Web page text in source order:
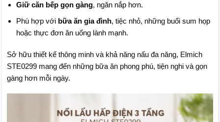
Giữ căn bếp gọn gàng, ngăn nắp hơn.
Phù hợp với bữa ăn gia đình, tiệc nhỏ, những buổi sum họp
hoặc thực đơn ăn uống lành mạnh.
Sở hữu thiết kế thông minh và khả năng nấu đa năng, Elmich
STE0299 mang đến những bữa ăn phong phú, tiện nghi và gọn
gàng hơn mỗi ngày.